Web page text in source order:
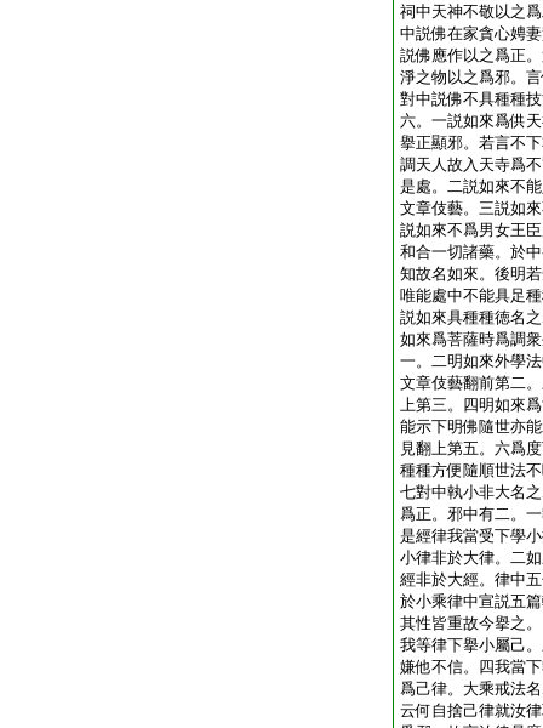
祠中天神不敬以之
中説佛在家貪心娉
説佛應作以之爲正
淨之物以之爲邪。
對中説佛不具種種
六。一説如來爲供
擧正顯邪。若言不
調天人故入天寺爲
是處。二説如來不
文章伎藝。三説如
説如來不爲男女王
和合一切諸藥。於
知故名如來。後明
唯能處中不能具足
説如來具種種徳名
如來爲菩薩時爲調
一。二明如來外學
文章伎藝翻前第二
上第三。四明如來
能示下明佛隨世亦
見翻上第五。六爲
種種方便隨順世法
七對中執小非大名
爲正。邪中有二。
是經律我當受下學
小律非於大律。二
經非於大經。律中
於小乘律中宣説五
其性皆重故今擧之
我等律下擧小屬己
嫌他不信。四我當
爲己律。大乘戒法
云何自捨己律就汝